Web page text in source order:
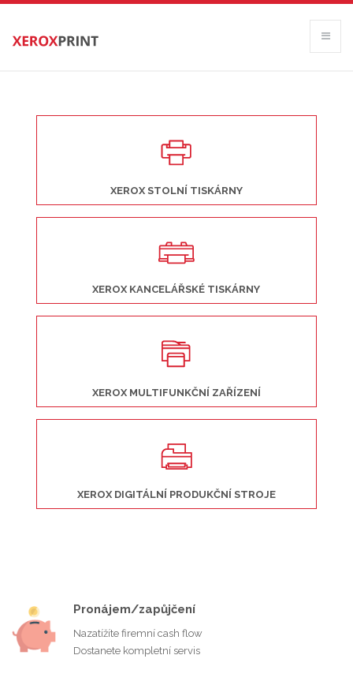
XEROX STOLNÍ TISKÁRNY
XEROX KANCELÁŘSKÉ TISKÁRNY
XEROX MULTIFUNKČNÍ ZAŘÍZENÍ
XEROX DIGITÁLNÍ PRODUKČNÍ STROJE
Pronájem/zapůjčení
Nazatížíte firemní cash flow
Dostanete kompletní servis